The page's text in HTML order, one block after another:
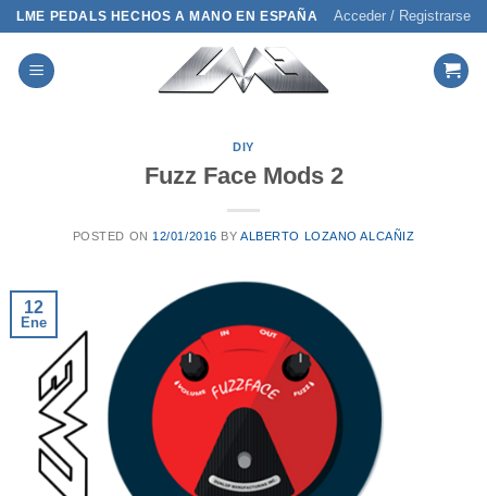
Saltar
contenido
LME PEDALS HECHOS A MANO EN ESPAÑA Acceder / Registrarse
DIY
Fuzz Face Mods 2
POSTED ON 12/01/2016 BYALBERTO LOZANO ALCAÑIZ
12
Ene